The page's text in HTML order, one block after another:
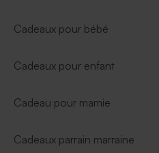
Cadeaux pour bébé
Cadeaux pour enfant
Cadeau pour mamie
Cadeaux parrain marraine